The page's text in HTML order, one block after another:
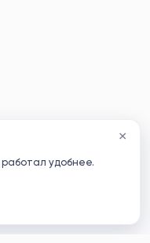
×
удобнее.